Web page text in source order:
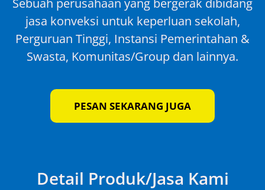
Sebuah perusahaan yang bergerak dibidang
jasa konveksi untuk keperluan sekolah,
Perguruan Tinggi, Instansi Pemerintahan &
Swasta, Komunitas/Group dan lainnya.
PESAN SEKARANG JUGA
Detail Produk/Jasa Kami